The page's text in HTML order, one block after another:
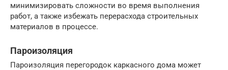
минимизировать сложности во время выполнения
работ, а также избежать перерасхода строительных
материалов в процессе.
Пароизоляция
Пароизоляция перегородок каркасного дома может